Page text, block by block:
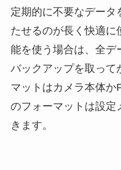
定期的に不要なデータ
たせるのが長く快適に
能を使う場合は、全デ
バックアップを取って
マットはカメラ本体か
のフォーマットは設定
きます。